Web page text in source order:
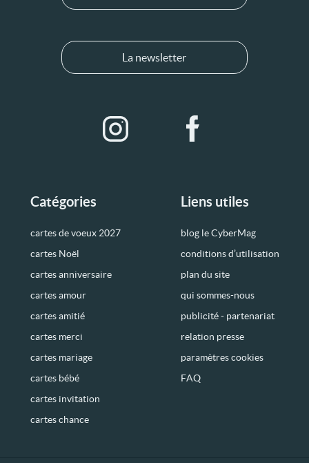
Catégories
cartes de voeux 2027
cartes Noël
cartes anniversaire
cartes amour
cartes amitié
cartes merci
cartes mariage
cartes bébé
cartes invitation
cartes chance
Liens utiles
blog le CyberMag
conditions d’utilisation
plan du site
qui sommes-nous
publicité - partenariat
relation presse
paramètres cookies
FAQ
La newsletter